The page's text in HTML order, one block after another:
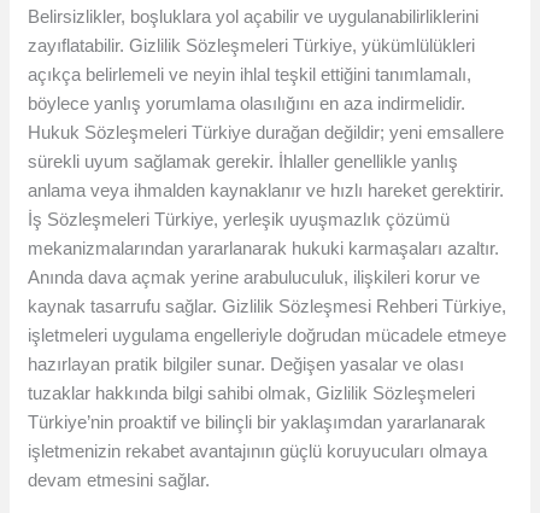
Belirsizlikler, boşluklara yol açabilir ve uygulanabilirliklerini
zayıflatabilir. Gizlilik Sözleşmeleri Türkiye, yükümlülükleri
açıkça belirlemeli ve neyin ihlal teşkil ettiğini tanımlamalı,
böylece yanlış yorumlama olasılığını en aza indirmelidir.
Hukuk Sözleşmeleri Türkiye durağan değildir; yeni emsallere
sürekli uyum sağlamak gerekir. İhlaller genellikle yanlış
anlama veya ihmalden kaynaklanır ve hızlı hareket gerektirir.
İş Sözleşmeleri Türkiye, yerleşik uyuşmazlık çözümü
mekanizmalarından yararlanarak hukuki karmaşaları azaltır.
Anında dava açmak yerine arabuluculuk, ilişkileri korur ve
kaynak tasarrufu sağlar. Gizlilik Sözleşmesi Rehberi Türkiye,
işletmeleri uygulama engelleriyle doğrudan mücadele etmeye
hazırlayan pratik bilgiler sunar. Değişen yasalar ve olası
tuzaklar hakkında bilgi sahibi olmak, Gizlilik Sözleşmeleri
Türkiye’nin proaktif ve bilinçli bir yaklaşımdan yararlanarak
işletmenizin rekabet avantajının güçlü koruyucuları olmaya
devam etmesini sağlar.